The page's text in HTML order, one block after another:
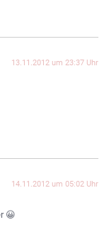
13.11.2012 um 23:37 Uhr
14.11.2012 um 05:02 Uhr
😀